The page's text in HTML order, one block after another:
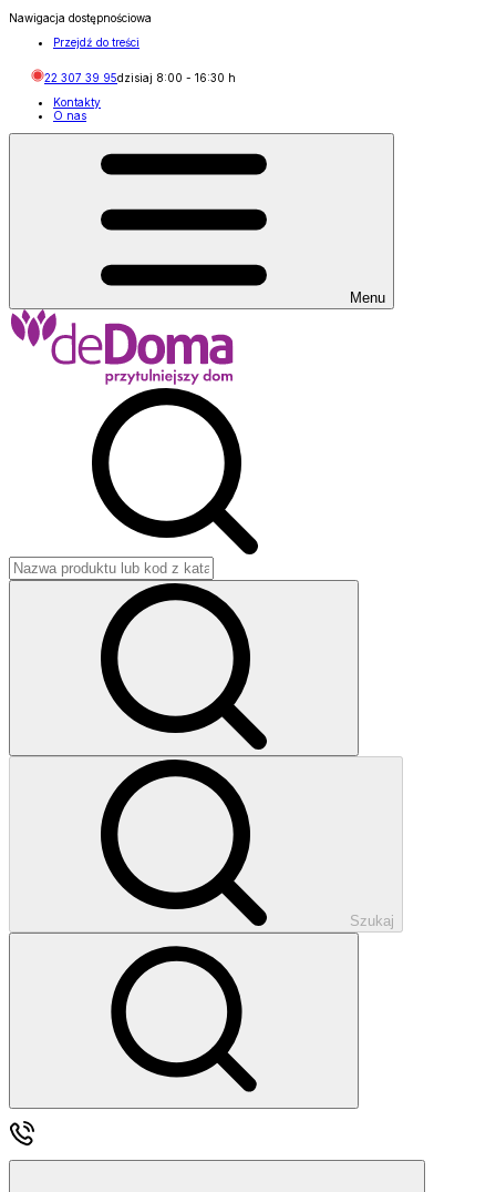
Nawigacja dostępnościowa
Przejdź do treści
22 307 39 95dzisiaj 8:00 - 16:30 h
Kontakty
O nas
Menu
Szukaj